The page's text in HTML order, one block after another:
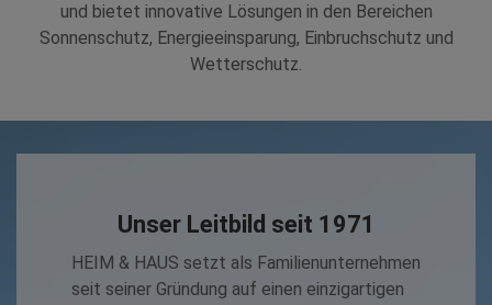
und bietet innovative Lösungen in den Bereichen
Sonnenschutz, Energieeinsparung, Einbruchschutz und
Wetterschutz.
Unser Leitbild seit 1971
HEIM & HAUS setzt als Familienunternehmen
seit seiner Gründung auf einen einzigartigen